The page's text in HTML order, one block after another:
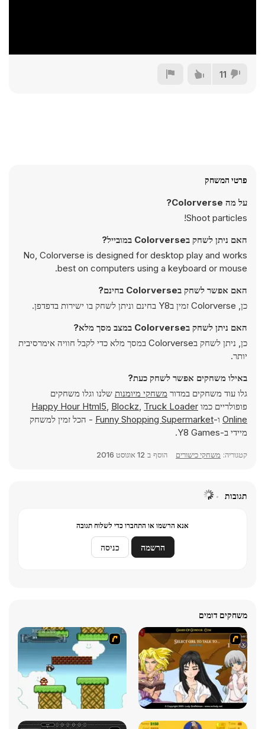
11
פרטי המשחק
על מה Colorverse?
Shoot particles!
האם ניתן לשחק בColorverse במובייל?
No, Colorverse is designed for desktop play and works
best on computers using a keyboard or mouse.
האם אפשר לשחק בColorverse בחינם?
כן, Colorverse זמין בY8 בחינם וניתן לשחק בו ישירות בדפדפן.
האם ניתן לשחק בColorverse במצב מסך מלא?
כן, ניתן לשחק בColorverse במסך מלא כדי לקבל חוויה אימרסיבית
יותר.
באילו משחקים אפשר לשחק כעת?
גלו עוד משחקים במדור משחקי מיומנות שלנו וגלו משחקים
פופולריים כמו
Happy Hour Html5, Blockz, Truck Loader
Online ו-Funny Shopping Supermarket - הכל זמין למשחק
מיידי ב-Y8 Games.
קטגוריה: משחקי כישורים הוסף ב 12 אוגוסט 2016
תגובות
אנא הרשמו או התחברו כדי לשלוח תגובה
הרשמה כניסה
משחקים דומים